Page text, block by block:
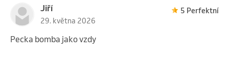
Jiří
29. května 2026
5 Perfektní
Pecka bomba jako vzdy